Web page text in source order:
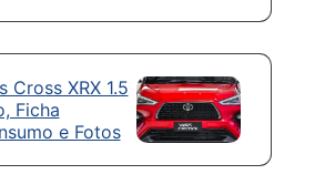
Cross XRX 1.5
Ficha
e Fotos